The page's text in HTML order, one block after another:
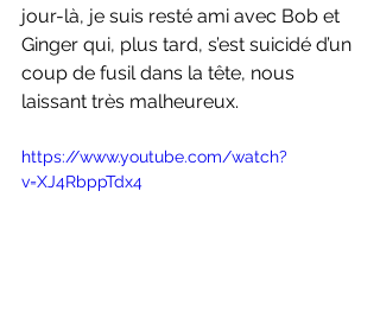
jour-là, je suis resté ami avec Bob et
Ginger qui, plus tard, s’est suicidé d’un
coup de fusil dans la tête, nous
laissant très malheureux.
https://www.youtube.com/watch?
v=XJ4RbppTdx4